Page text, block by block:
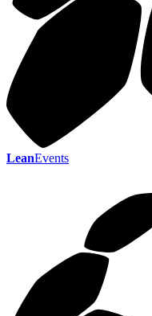
LeanEvents